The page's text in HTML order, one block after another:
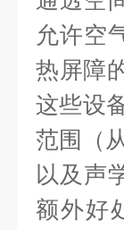
允许空
热屏障
这些设
范围（
以及声
额外好